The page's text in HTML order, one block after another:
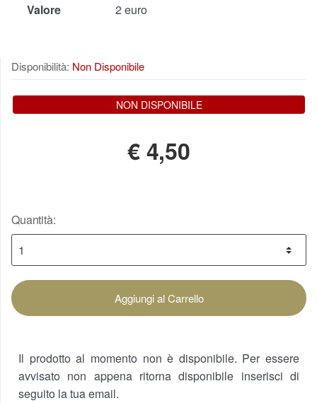
Valore 2 euro
Disponibilità: Non Disponibile
NON DISPONIBILE
€4,50
Quantità:
Aggiungi al Carrello
Il prodotto al momento non è disponibile. Per essere
avvisato non appena ritorna disponibile inserisci di
seguito la tua email.